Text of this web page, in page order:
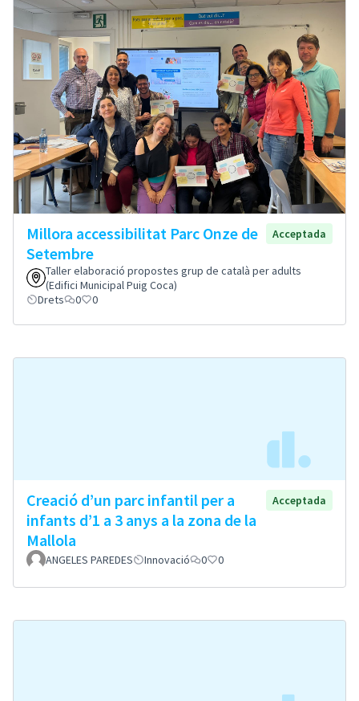
Millora accessibilitat Parc Onze de
Setembre
Acceptada
Taller elaboració propostes grup de català per adults
(Edifici Municipal Puig Coca)
Drets
0 0
Creació d’un parc infantil per a
infants d’1 a 3 anys a la zona de la
Mallola
Acceptada
ANGELES PAREDES Innovació 0 0